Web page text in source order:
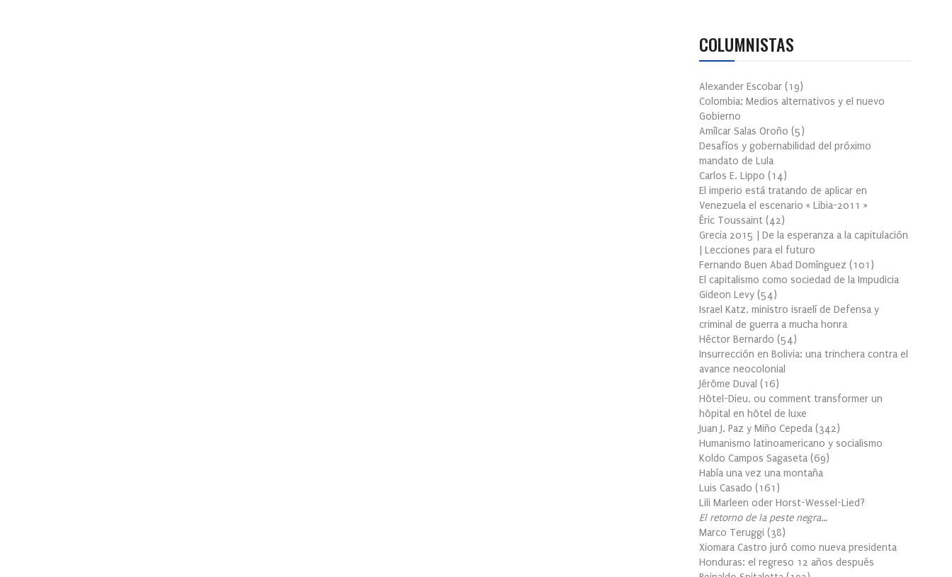
COLUMNISTAS
Alexander Escobar (19)
Colombia: Medios alternativos y el nuevo
Gobierno
Amílcar Salas Oroño (5)
Desafíos y gobernabilidad del próximo
mandato de Lula
Carlos E. Lippo (14)
El imperio está tratando de aplicar en
Venezuela el escenario « Libia-2011 »
Éric Toussaint (42)
Grecia 2015 | De la esperanza a la capitulación
| Lecciones para el futuro
Fernando Buen Abad Domínguez (101 )
El capitalismo como sociedad de la Impudicia
Gideon Levy (54)
Israel Katz, ministro israelí de Defensa y
criminal de guerra a mucha honra
Héctor Bernardo (54)
Insurrección en Bolivia: una trinchera contra el
avance neocolonial
Jérôme Duval (16)
Hôtel-Dieu, ou comment transformer un
hôpital en hôtel de luxe
Juan J. Paz y Miño Cepeda (342)
Humanismo latinoamericano y socialismo
Koldo Campos Sagaseta (69)
Había una vez una montaña
Luis Casado (161 )
Lili Marleen oder Horst-Wessel-Lied?
El retorno de la peste negra…
Marco Teruggi (38)
Xiomara Castro juró como nueva presidenta
Honduras: el regreso 12 años después